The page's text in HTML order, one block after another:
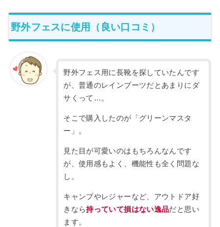
野外フェスに使用（良い口コミ）
野外フェス用に長靴を探していたんです
が、普通のレインブーツだとあまりにダ
サくって…。
そこで購入したのが「グリーンマスタ
ー」。
見た目が可愛いのはもちろんなんです
が、使用感もよく、機能性も全く問題な
し。
キャンプやレジャーなど、アウトドア好
きなら持っていて損はない逸品だと思い
ます。